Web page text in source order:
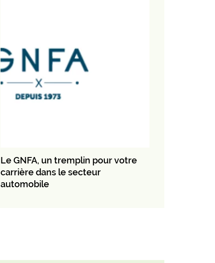
Le GNFA, un tremplin pour votre
carrière dans le secteur
automobile